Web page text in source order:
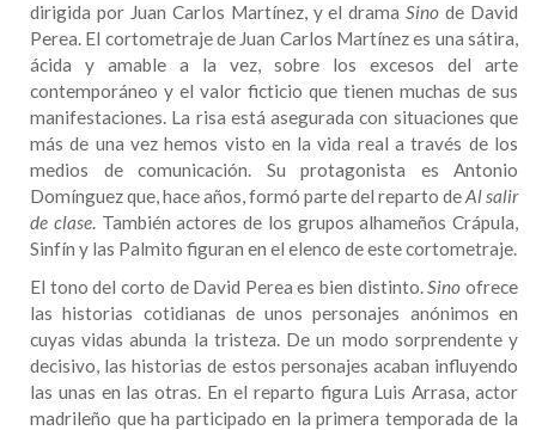
dirigida por Juan Carlos Martínez, y el dramaSino de David
Perea. El cortometraje de Juan Carlos Martínez es una sátira,
ácida y amable a la vez, sobre los excesos del arte
contemporáneo y el valor ficticio que tienen muchas de sus
manifestaciones. La risa está asegurada con situaciones que
más de una vez hemos visto en la vida real a través de los
medios de comunicación. Su protagonista es Antonio
Domínguez que, hace años, formó parte del reparto deAl salir
de clase. También actores de los grupos alhameños Crápula,
Sinfín y las Palmito figuran en el elenco de este cortometraje.
El tono del corto de David Perea es bien distinto.Sino ofrece
las historias cotidianas de unos personajes anónimos en
cuyas vidas abunda la tristeza. De un modo sorprendente y
decisivo, las historias de estos personajes acaban influyendo
las unas en las otras. En el reparto figura Luis Arrasa, actor
madrileño que ha participado en la primera temporada de la